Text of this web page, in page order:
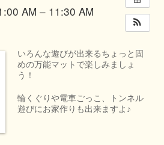
AM – 11:30 AM
いろんな遊びが出来るちょっと固
めの万能マットで楽しみましょ
う！
輪くぐりや電車ごっこ、トンネル
遊びにお家作りも出来ますよ♪